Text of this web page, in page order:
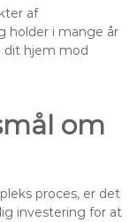
af
holder i mange år
hjem mod
om
proces, er det
investering for at